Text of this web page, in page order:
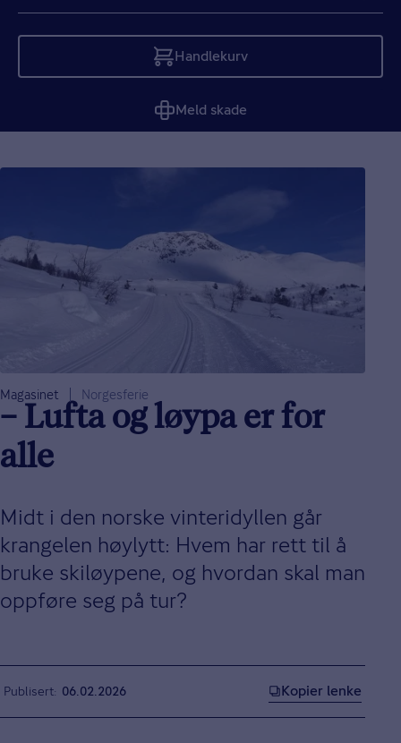
Handlekurv
Tom
Meld skade
Magasinet Norgesferie
– Lufta og løypa er for
alle
Midt i den norske vinteridyllen går
krangelen høylytt: Hvem har rett til å
bruke skiløypene, og hvordan skal man
oppføre seg på tur?
Publisert 06.02.2026 Kopier lenke